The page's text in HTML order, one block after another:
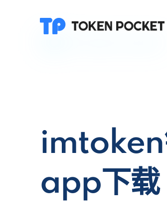
imtoken
app下载